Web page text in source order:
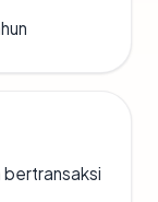
bertransaksi